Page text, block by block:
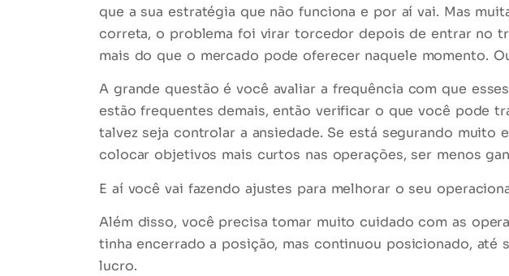
que a sua estratégia que não funciona e por aí vai. Mas
correta, o problema foi virar torcedor depois de entrar no
mais do que o mercado pode oferecer naquele momento.
A grande questão é você avaliar a frequência com que
estão frequentes demais, então verificar o que você pode
talvez seja controlar a ansiedade. Se está segurando
colocar objetivos mais curtos nas operações, ser menos
E aí você vai fazendo ajustes para melhorar o seu
Além disso, você precisa tomar muito cuidado com as
tinha encerrado a posição, mas continuou posicionado,
lucro.